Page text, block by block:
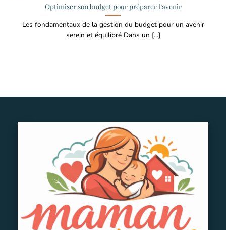
Optimiser son budget pour préparer l’avenir
Les fondamentaux de la gestion du budget pour un avenir
serein et équilibré Dans un [...]